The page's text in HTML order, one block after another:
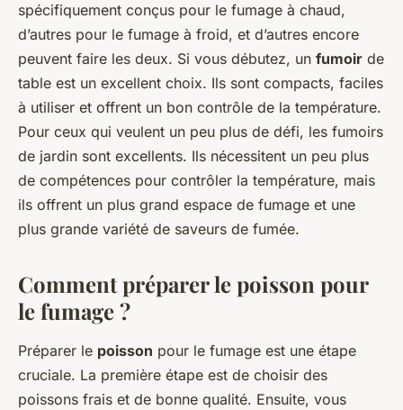
spécifiquement conçus pour le fumage à chaud,
d’autres pour le fumage à froid, et d’autres encore
peuvent faire les deux. Si vous débutez, un fumoir de
table est un excellent choix. Ils sont compacts, faciles
à utiliser et offrent un bon contrôle de la température.
Pour ceux qui veulent un peu plus de défi, les fumoirs
de jardin sont excellents. Ils nécessitent un peu plus
de compétences pour contrôler la température, mais
ils offrent un plus grand espace de fumage et une
plus grande variété de saveurs de fumée.
Comment préparer le poisson pour
le fumage ?
Préparer le poisson pour le fumage est une étape
cruciale. La première étape est de choisir des
poissons frais et de bonne qualité. Ensuite, vous